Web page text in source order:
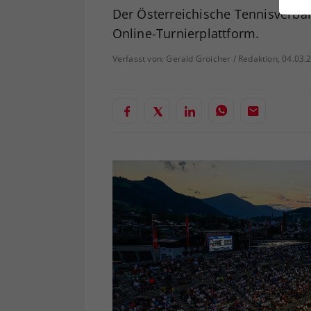
Der Österreichische
Online-Turnierplattform.
Verfasst von: Gerald Groicher / Redaktion,